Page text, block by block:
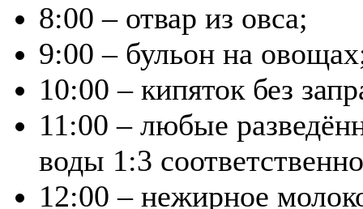
8:00 – отвар из овса;
9:00 – бульон на
10:00 – кипяток без
11:00 – любые
воды 1:3
12:00 – нежирное